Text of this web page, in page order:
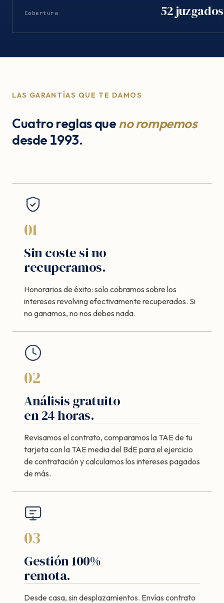
Cobertura 52 juzgados
LAS GARANTÍAS QUE TE DAMOS
Cuatro reglas queno rompemos
desde 1993.
01
Sin coste si no
recuperamos.
Honorarios de éxito: solo cobramos sobre los
intereses revolving efectivamente recuperados. Si
no ganamos, no nos debes nada.
02
Análisis gratuito
en 24 horas.
Revisamos el contrato, comparamos la TAE de tu
tarjeta con la TAE media del BdE para el ejercicio
de contratación y calculamos los intereses pagados
de más.
03
Gestión 100%
remota.
Desde casa, sin desplazamientos. Envías contrato